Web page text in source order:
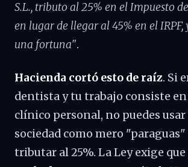
S.L., tributo al 25% en el Impuesto
en lugar de llegar al 45% en el
una fortuna".
Hacienda cortó esto de raíz. Si
dentista y tu trabajo consiste
clínico personal, no puedes
sociedad como mero "paraguas"
tributar al 25%. La Ley exige